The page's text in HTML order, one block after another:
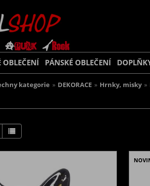
OBLEČENÍ PÁNSKÉ OBLEČENÍ
kategorie » DEKORACE » Hrnky, misky »